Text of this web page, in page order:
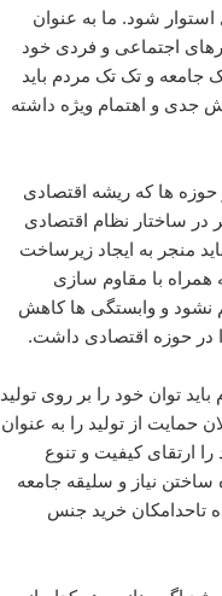
شود. ما به عنوان
اجتماعى و فردى خود
جامعه و تک تک مردم باید
جدى و اهتمام ویژه داشته
ها که ریشه اقتصادى
در ساختار نظام اقتصادى
منجر به ایجاد زیرساخت
با مقاوم سازى
نشود و وابستگى ها کاهش
در حوزه اقتصادى داشت.
توان خود را بر روى تولید
حمایت از تولید را به عنوان
را ارتقاى کیفیت و تنوع
نیاز و سلیقه جامعه
تاحدامکان خرید جنس